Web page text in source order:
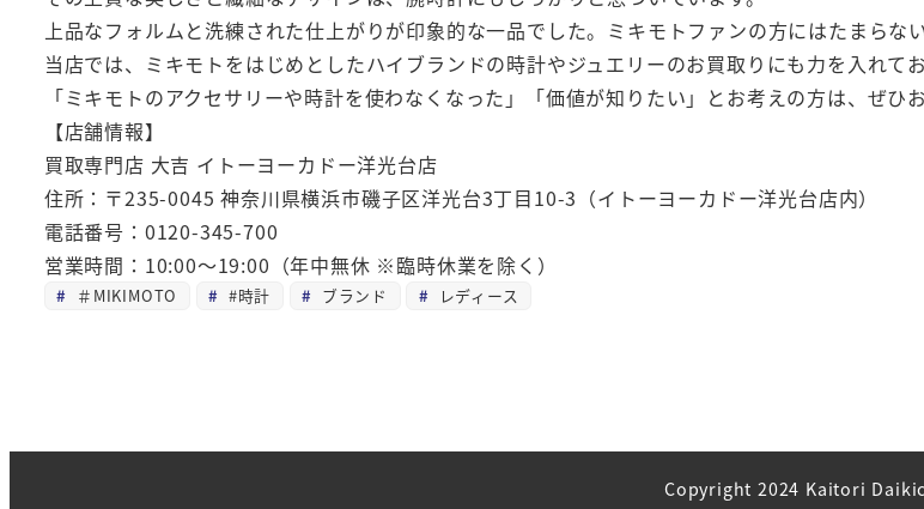
上品なフォルムと洗練された仕上がりが印象的な一品でした。ミキモトファンの方にはたまらない
当店では、ミキモトをはじめとしたハイブランドの時計やジュエリーのお買取りにも力を入れてお
「ミキモトのアクセサリーや時計を使わなくなった」「価値が知りたい」とお考えの方は、ぜ
【店舗情報】
買取専門店 大吉 イトーヨーカドー洋光台店
住所：〒235-0045 神奈川県横浜市磯子区洋光台3丁目10-3（イトーヨーカドー洋光台店内）
電話番号：0120-345-700
営業時間：10:00～19:00（年中無休 ※臨時休業を除く）
＃MIKIMOTO #時計 ブランド レディース
Copyright 2024 Kaitori